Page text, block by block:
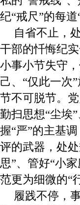
纪“戒尺”的每道
自省不止，
干部的忏悔纪
小事小节失守
己、“仅此一次
节不可脱节。
勤扫思想“尘埃
握“严”的主基
评的武器，处
思”、管好“小
范更为细微的“
履践不停，